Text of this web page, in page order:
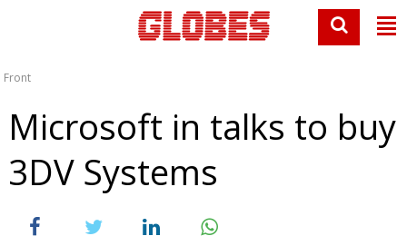
Front
Microsoft in talks to buy
3DV Systems